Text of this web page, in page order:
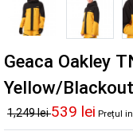
Geaca Oakley
Yellow/
1,249 lei539 lei Prețul